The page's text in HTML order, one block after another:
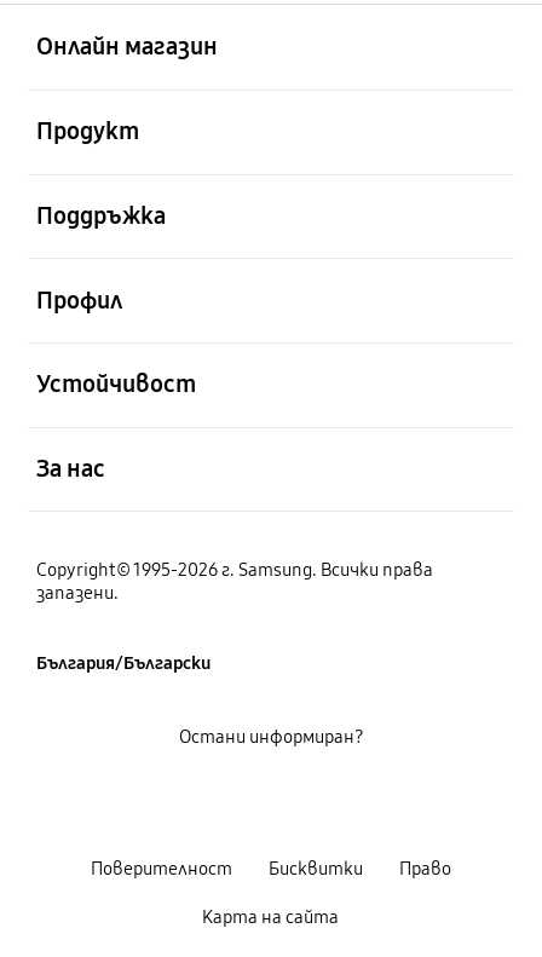
Онлайн магазин
Продукт
Поддръжка
Профил
Устойчивост
За нас
Copyright© 1995-2026 г. Samsung. Всички права
запазени.
България/Български
Поверителност Бисквитки Право
Карта на сайта
Остани информиран?